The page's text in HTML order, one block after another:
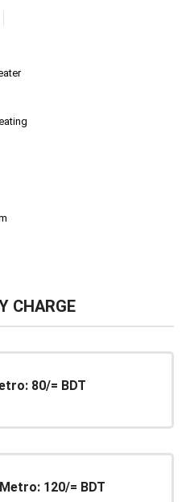
CHARGE
80/= BDT
120/= BDT